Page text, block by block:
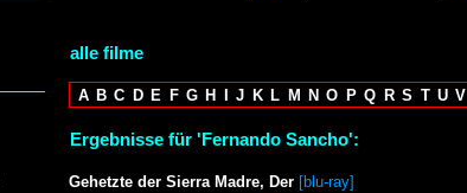
alle filme
A B C D E F G H I J K L M N O P Q R S T U V
Ergebnisse für 'Fernando Sancho':
Gehetzte der Sierra Madre, Der [blu-ray]